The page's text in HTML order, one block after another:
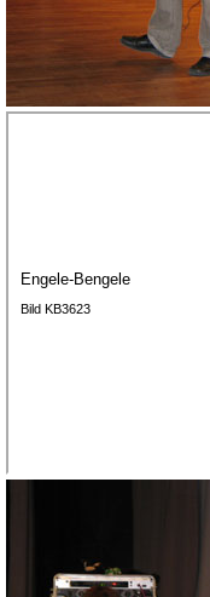
Engele-Bengele
Bild KB3623